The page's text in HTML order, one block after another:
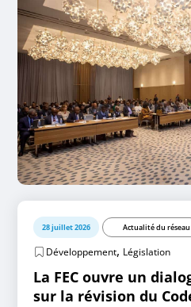
28 juillet 2026 Actualité du réseau
Développement, Législation
La FEC ouvre un
sur la révision du